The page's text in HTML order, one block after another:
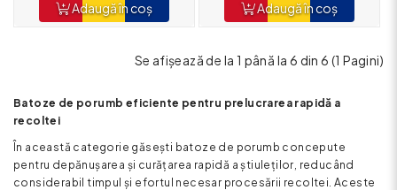
Adaugă în coș Adaugă în coș
Se afişează de la 1 până la 6 din 6 (1 Pagini)
Batoze de porumb eficiente pentru prelucrarea rapidă a
recoltei
În această categorie găsești batoze de porumb concepute
pentru depănușarea și curățarea rapidă a știuleților, reducând
considerabil timpul și efortul necesar procesării recoltei. Aceste